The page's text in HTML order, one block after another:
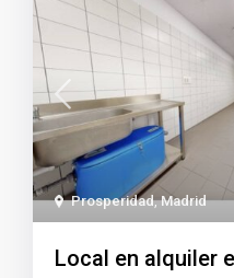
Prosperidad,Madrid
Local en alquiler